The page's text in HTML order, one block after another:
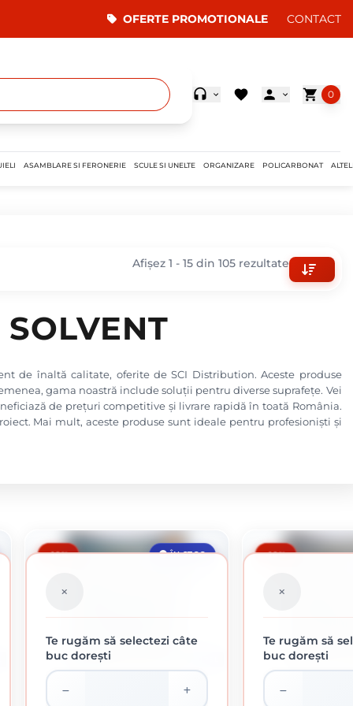
OFERTE PROMOTIONALE CONTACT
0
ASAMBLARE SI FERONERIE SCULE SI UNELTE ORGANIZARE POLICARBONAT
Afișez 1 - 15 din 105 rezultate
de înaltă calitate, oferite de SCI Distribution. Aceste produse
gama noastră include soluții pentru diverse suprafețe. Vei
de prețuri competitive și livrare rapidă în toată România.
Mai mult, aceste produse sunt ideale pentru profesioniști și
ÎN STOC
-10%
HAMMERITE FIER FORJAT NEGRU 0.75L
Te rugăm să selectezi câte
buc dorești
-10%
HAMMERITE
Te rugăm să
buc dorești